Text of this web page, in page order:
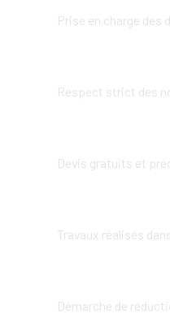
Prise en charge des
Respect strict des
Devis gratuits et
Travaux réalisés
Démarche de